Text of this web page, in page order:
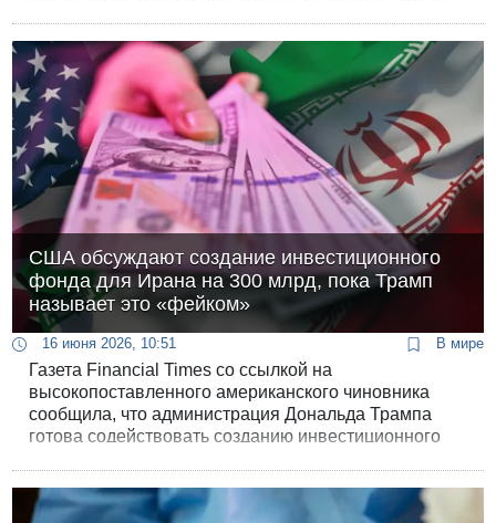
разрешением не было отправлено, поскольку
Управление аэропортов достигло прогресса в
освобождении аэропортов от части американских
самолетов. Однако радоваться рано.
США обсуждают создание инвестиционного
фонда для Ирана на 300 млрд, пока Трамп
называет это «фейком»
16 июня 2026, 10:51 В мире
Газета Financial Times со ссылкой на
высокопоставленного американского чиновника
сообщила, что администрация Дональда Трампа
готова содействовать созданию инвестиционного
на окончательное соглашение по своей ядерной